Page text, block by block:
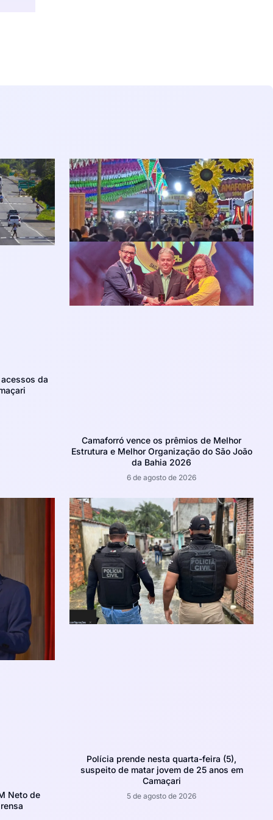
da
Camaforró vence os prêmios de Melhor
Estrutura e Melhor Organização do São João
da Bahia 2026
6 de agosto de 2026
Neto de
Polícia prende nesta quarta-feira (5),
suspeito de matar jovem de 25 anos em
Camaçari
5 de agosto de 2026